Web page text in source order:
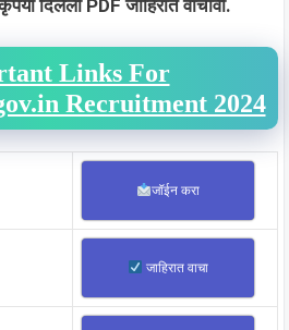
दिलेली PDF जाहिरात वाचावी.
Links For
Recruitment 2024
जॉईन करा
जाहिरात वाचा